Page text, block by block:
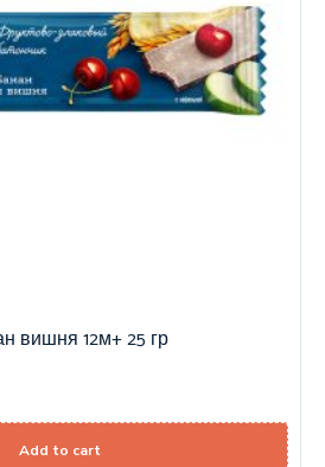
вишня 12м+ 25 гр
Add to cart